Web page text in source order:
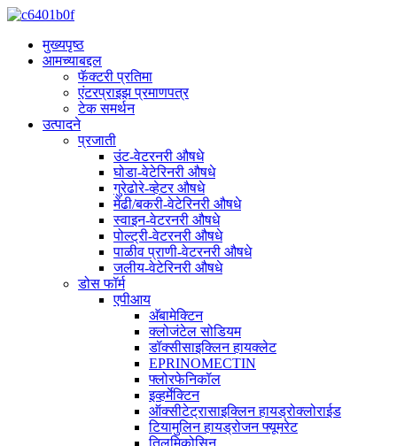
मुख्यपृष्ठ
आमच्याबद्दल
फॅक्टरी प्रतिमा
एंटरप्राइझ प्रमाणपत्र
टेक समर्थन
उत्पादने
प्रजाती
उंट-वेटरनरी औषधे
घोडा-वेटेरिनरी औषधे
गुरेढोरे-व्हेटर औषधे
मेंढी/बकरी-वेटेरिनरी औषधे
स्वाइन-वेटरनरी औषधे
पोल्ट्री-वेटरनरी औषधे
पाळीव प्राणी-वेटरनरी औषधे
जलीय-वेटेरिनरी औषधे
डोस फॉर्म
एपीआय
अ‍ॅबामेक्टिन
क्लोजंटेल सोडियम
डॉक्सीसाइक्लिन हायक्लेट
EPRINOMECTIN
फ्लोरफेनिकॉल
इव्हर्मेक्टिन
ऑक्सीटेट्रासाइक्लिन हायड्रोक्लोराईड
टियामुलिन हायड्रोजन फ्यूमरेट
तिलमिकोसिन